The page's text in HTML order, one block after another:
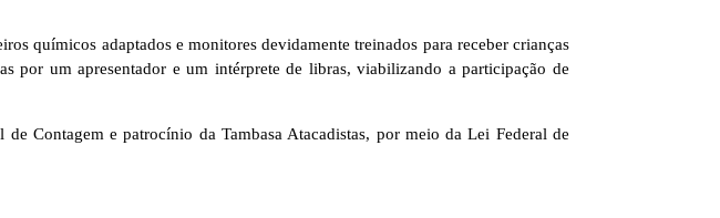
químicos adaptados e monitores devidamente treinados para receber crianças
por um apresentador e um intérprete de libras, viabilizando a participação de
Contagem e patrocínio da Tambasa Atacadistas, por meio da Lei Federal de